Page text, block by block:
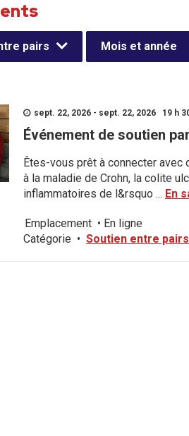
pairs Mois et année
sept. 22, 2026 - sept. 22, 2026 19 h
Événement de soutien
Êtes-vous prêt à connecter avec
à la maladie de Crohn, la colite
inflammatoires de l&rsquo ... En
Emplacement • En ligne
Catégorie • Soutien entre pairs